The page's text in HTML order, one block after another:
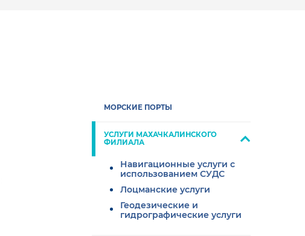
МОРСКИЕ ПОРТЫ
УСЛУГИ МАХАЧКАЛИНСКОГО
ФИЛИАЛА
Навигационные услуги с
использованием СУДС
Лоцманские услуги
Геодезические и
гидрографические услуги